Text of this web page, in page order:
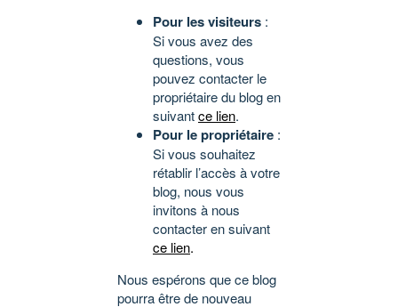
Pour les visiteurs :
Si vous avez des
questions, vous
pouvez contacter le
propriétaire du blog en
suivantce lien.
Pour le propriétaire :
Si vous souhaitez
rétablir l’accès à votre
blog, nous vous
invitons à nous
contacter en suivant
ce lien.
Nous espérons que ce blog
pourra être de nouveau